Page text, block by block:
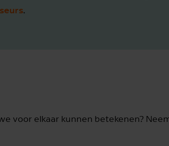
.
voor elkaar kunnen betekenen?